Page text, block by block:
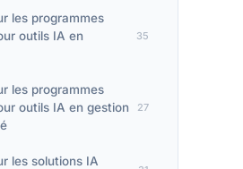
les programmes
outils IA en
35
les programmes
outils IA en gestion
27
les solutions IA